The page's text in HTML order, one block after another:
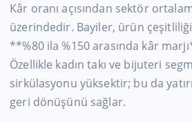
Kâr oranı açısından sektör
üzerindedir. Bayiler, ürün
**%80 ila %150 arasında kâr
Özellikle kadın takı ve bijuteri
sirkülasyonu yüksektir; bu da
geri dönüşünü sağlar.